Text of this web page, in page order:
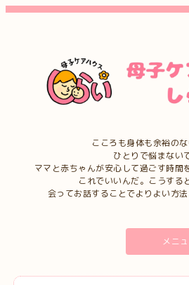
こころも身体も余裕のな
ひとりで悩まない
ママと赤ちゃんが安心して過ごす時間
これでいいんだ。こうする
会ってお話することでよりよい方法
メニ